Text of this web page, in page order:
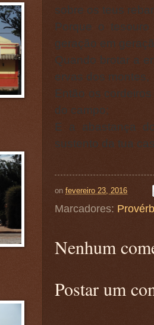
sobre os teus
Porque o
geração em
Quando brotar a
ervas dos montes,
Então os
do campo;
E a abastança
sustento da tua
on fevereiro 23, 2016
Marcadores:
Nenhum
Postar um